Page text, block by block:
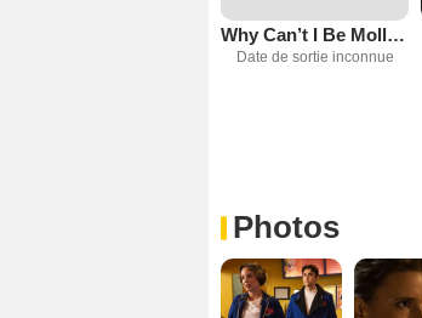
Why Can’t I Be Molly Ringwald?
Date de sortie inconnue
Photos